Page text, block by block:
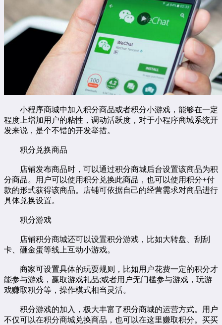
小程序商城中加入积分商品或者积分小游戏，能够在一定
程度上增加用户的粘性，调动活跃度，对于小程序商城系统开
发来说，是个不错的开发举措。
积分兑换商品
店铺发布商品时，可以通过积分商城后台设置该商品为积
分商品。用户可以使用积分兑换此商品，也可以使用积分+付
款的形式获得该商品。店铺可依据自己的经营需求对商品进行
具体兑换设置。
积分游戏
店铺积分商城还可以设置积分游戏，比如大转盘、刮刮
卡、砸金蛋等线上互动小游戏。
商家可设置具体的玩耍规则，比如用户花费一定的积分才
能参与游戏，赢取游戏礼品;或者用户无门槛参与游戏，玩游
戏赚取积分等，操作模式相当灵活。
积分游戏的加入，极大丰富了积分商城的运营方式。用户
不仅可以在积分商城兑换商品，也可以在这里赚取积分。买买